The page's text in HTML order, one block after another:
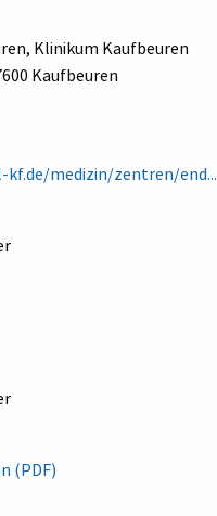
Klinikum Kaufbeuren
Kaufbeuren
medizin/zentren/end...
(PDF)